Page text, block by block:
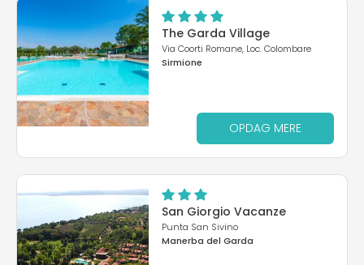
The Garda Village
Via Coorti Romane, Loc. Colombare
Sirmione
OPDAG MERE
San Giorgio Vacanze
Punta San Sivino
Manerba del Garda